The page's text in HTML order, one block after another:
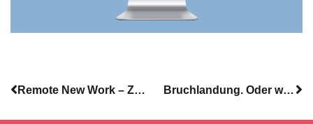
Remote New Work – Zeit für eine gemischte Bilanz Bruchlandung. Oder wieso es uns erst wieder besser gehen wird, wenn sich unsere Lebenswelt wirklich verändert hat.